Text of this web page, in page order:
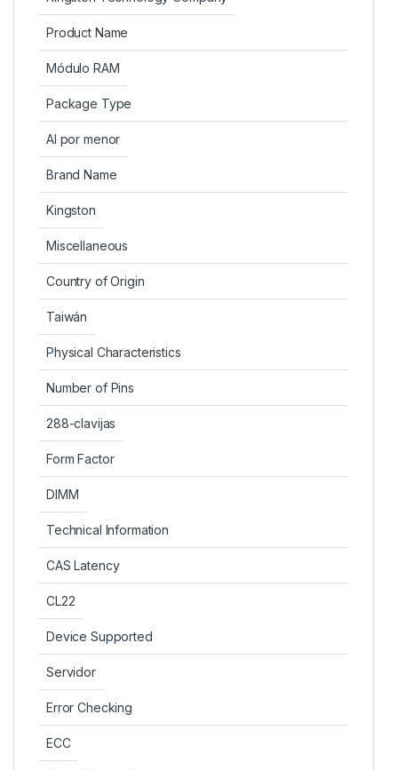
Product Name
Módulo RAM
Package Type
Al por menor
Brand Name
Kingston
Miscellaneous
Country of Origin
Taiwán
Physical Characteristics
Number of Pins
288-clavijas
Form Factor
DIMM
Technical Information
CAS Latency
CL22
Device Supported
Servidor
Error Checking
ECC